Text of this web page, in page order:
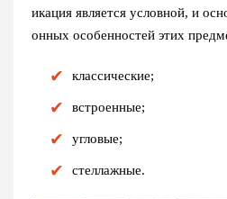
икация является условной, и
онных особенностей этих
классические;
встроенные;
угловые;
стеллажные.